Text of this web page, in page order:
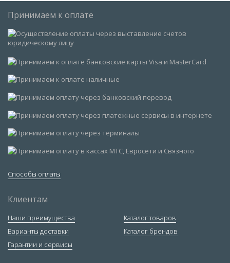
Принимаем к оплате
Способы оплаты
Клиентам
Наши преимущества
Варианты доставки
Гарантии и сервисы
Каталог товаров
Каталог брендов